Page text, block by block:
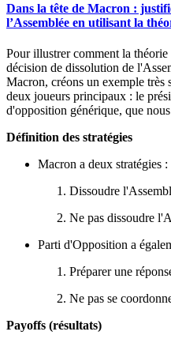
Dans la tête de Macron :
l’Assemblée en utilisant la
Pour illustrer comment la
décision de dissolution de
Macron, créons un exemple
deux joueurs principaux : le
d'opposition générique, que
Définition des stratégies
Macron a deux stratégies :
Dissoudre
Ne pas dissoudre
Parti d'Opposition a
Préparer une
Ne pas se
Payoffs (résultats)